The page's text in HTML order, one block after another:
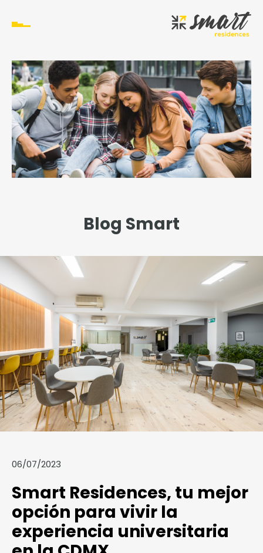
Blog Smart
06/07/2023
Smart Residences, tu mejor
opción para vivir la
experiencia universitaria